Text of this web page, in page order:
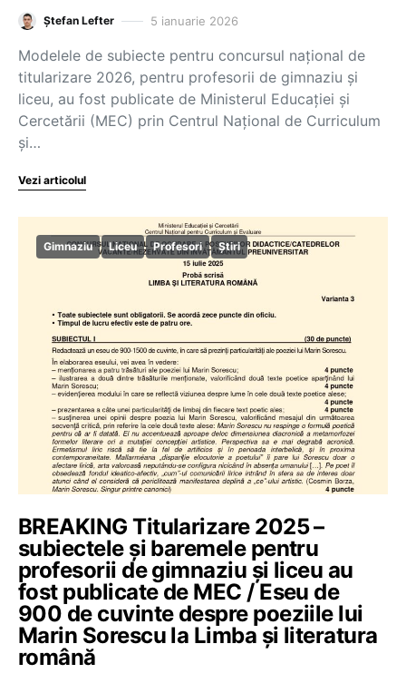
Ștefan Lefter 5 ianuarie 2026
Modelele de subiecte pentru concursul național de
titularizare 2026, pentru profesorii de gimnaziu și
liceu, au fost publicate de Ministerul Educației și
Cercetării (MEC) prin Centrul Național de Curriculum
și…
Vezi articolul
Gimnaziu Liceu Profesori Știri
BREAKING Titularizare 2025 –
subiectele și baremele pentru
profesorii de gimnaziu și liceu au
fost publicate de MEC / Eseu de
900 de cuvinte despre poeziile lui
Marin Sorescu la Limba și literatura
română